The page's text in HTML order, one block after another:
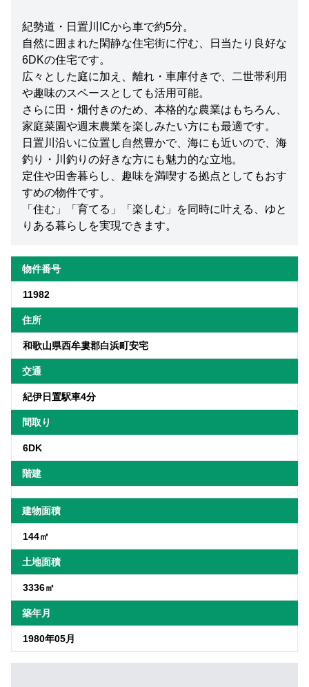
紀勢道・日置川ICから車で約5分。
自然に囲まれた閑静な住宅街に佇む、日当たり良好な
6DKの住宅です。
広々とした庭に加え、離れ・車庫付きで、二世帯利用
や趣味のスペースとしても活用可能。
さらに田・畑付きのため、本格的な農業はもちろん、
家庭菜園や週末農業を楽しみたい方にも最適です。
日置川沿いに位置し自然豊かで、海にも近いので、海
釣り・川釣りの好きな方にも魅力的な立地。
定住や田舎暮らし、趣味を満喫する拠点としてもおす
すめの物件です。
「住む」「育てる」「楽しむ」を同時に叶える、ゆと
りある暮らしを実現できます。
物件番号
11982
住所
和歌山県西牟婁郡白浜町安宅
交通
紀伊日置駅車4分
間取り
6DK
階建
建物面積
144㎡
土地面積
3336㎡
築年月
1980年05月